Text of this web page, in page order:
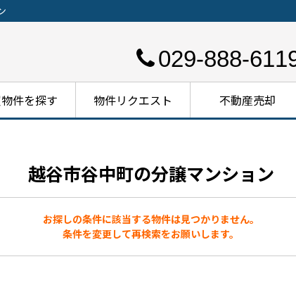
029-888-
件を探す 物件リクエスト 不動産売却
越谷市谷中町の分譲マンション
お探しの条件に該当する物件は見つかりません。
条件を変更して再検索をお願いします。